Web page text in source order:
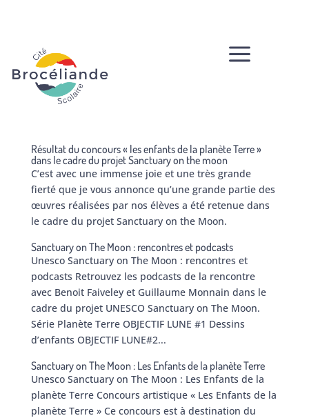
a
Résultat du concours « les enfants de la planète Terre »
dans le cadre du projet Sanctuary on the moon
C’est avec une immense joie et une très grande
fierté que je vous annonce qu’une grande partie des
œuvres réalisées par nos élèves a été retenue dans
le cadre du projet Sanctuary on the Moon.
Sanctuary on The Moon : rencontres et podcasts
Unesco Sanctuary on The Moon : rencontres et
podcasts Retrouvez les podcasts de la rencontre
avec Benoit Faiveley et Guillaume Monnain dans le
cadre du projet UNESCO Sanctuary on The Moon.
Série Planète Terre OBJECTIF LUNE #1 Dessins
d’enfants OBJECTIF LUNE#2...
Sanctuary on The Moon : Les Enfants de la planète Terre
Unesco Sanctuary on The Moon : Les Enfants de la
planète Terre Concours artistique « Les Enfants de la
planète Terre » Ce concours est à destination du